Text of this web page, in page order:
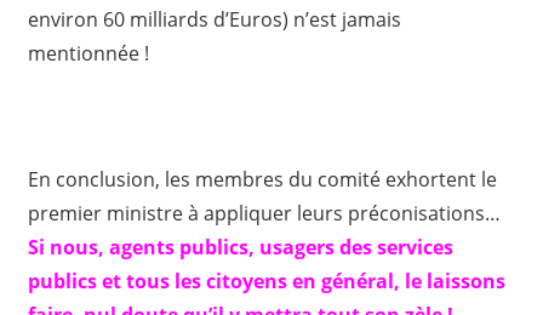
environ 60 milliards d’Euros) n’est jamais
mentionnée !
En conclusion, les membres du comité exhortent le
premier ministre à appliquer leurs préconisations…
Si nous, agents publics, usagers des services
publics et tous les citoyens en général, le laissons